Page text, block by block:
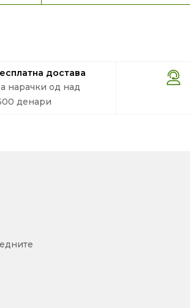
достава
нарачки од над
денари